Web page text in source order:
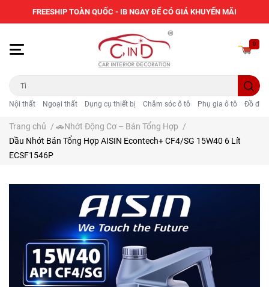
Nội thất Ngoại thất Dụng cụ thiết bị Chăm sóc ô tô Phụ gia ô tô Đồ
0
Trang chủ / 🚗Nhớt Động Cơ – Bán Tổng Hợp /
Dầu Nhớt Bán Tổng Hợp AISIN Econtech+ CF4/SG 15W40 6 Lít
ECSF1546P
FREESHIP TOÀN QUỐC - IB NGAY ĐỂ CÓ GIÁ KHUYẾN MÃI